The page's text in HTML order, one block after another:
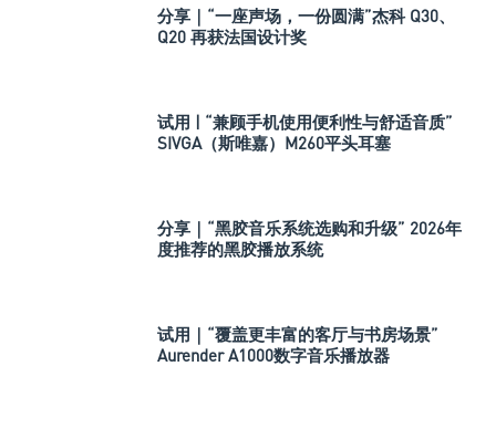
分享｜“一座声场，一份圆满”杰科 Q30、
Q20 再获法国设计奖
试用 | “兼顾手机使用便利性与舒适音质”
SIVGA（斯唯嘉）M260平头耳塞
分享｜“黑胶音乐系统选购和升级” 2026年
度推荐的黑胶播放系统
试用｜“覆盖更丰富的客厅与书房场景”
Aurender A1000数字音乐播放器